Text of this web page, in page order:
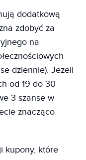
dodatkową
zdobyć za
na
dziennie). Jeżeli
od 19 do 30
3 szanse w
znacząco
kupony, które